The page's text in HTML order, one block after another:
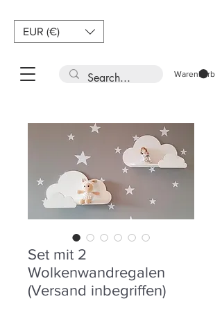
EUR (€)
Warenkorb
Set mit 2
Wolkenwandregalen
(Versand inbegriffen)